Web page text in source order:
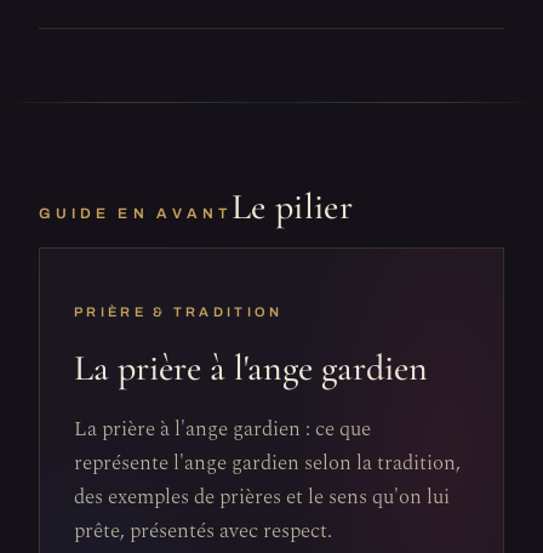
GUIDE EN AVANT Le pilier
PRIÈRE & TRADITION
La prière à l'ange gardien
La prière à l'ange gardien : ce que
représente l'ange gardien selon la tradition,
des exemples de prières et le sens qu'on lui
prête, présentés avec respect.